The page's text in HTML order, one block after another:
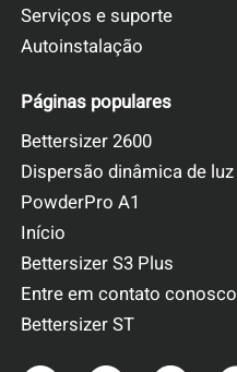
Serviços e suporte
Autoinstalação
Páginas populares
Bettersizer 2600
Dispersão dinâmica de luz
PowderPro A1
Início
Bettersizer S3 Plus
Entre em contato conosco
Bettersizer ST